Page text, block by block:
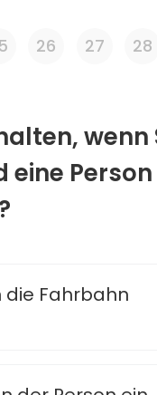
26 27 28
wenn
Person
die Fahrbahn